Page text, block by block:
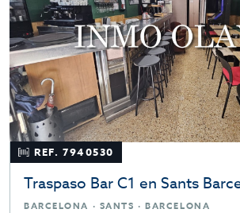
REF. 7940530
Traspaso Bar C1 en Sants
BARCELONA · SANTS · BARCELONA